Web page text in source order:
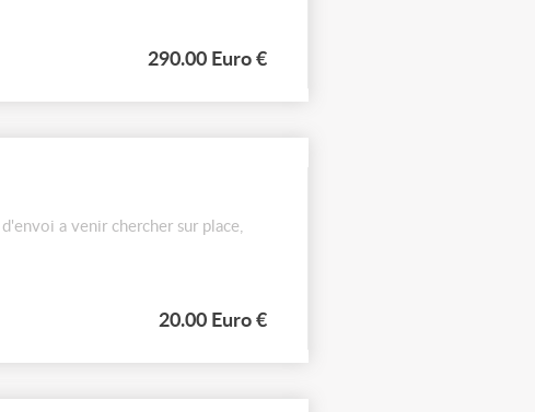
290.00 Euro €
a venir chercher sur place,
20.00 Euro €